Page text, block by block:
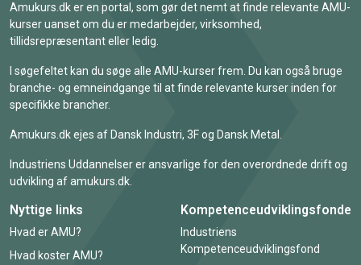
Amukurs.dk er en portal, som gør det nemt at finde relevante AMU-
kurser uanset om du er medarbejder, virksomhed,
tillidsrepræsentant eller ledig.
I søgefeltet kan du søge alle AMU-kurser frem. Du kan også bruge
branche- og emneindgange til at finde relevante kurser inden for
specifikke brancher.
Amukurs.dk ejes af Dansk Industri, 3F og Dansk Metal.
Industriens Uddannelser er ansvarlige for den overordnede drift og
udvikling af amukurs.dk.
Nyttige links
Hvad er AMU?
Hvad koster AMU?
Kompetenceudviklingsfonde
Industriens
Kompetenceudviklingsfond